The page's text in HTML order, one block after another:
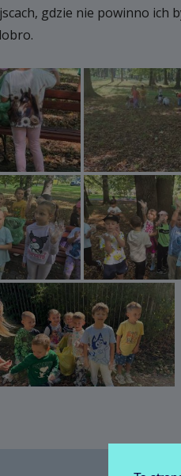
gdzie nie powinno ich